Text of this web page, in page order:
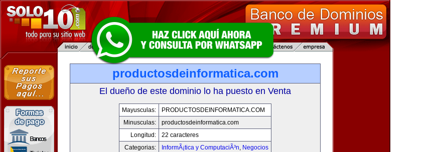
productosdeinformatica.com
El dueño de este dominio lo ha puesto en Venta
Mayusculas:
PRODUCTOSDEINFORMATICA.COM
Minusculas:
productosdeinformatica.com
Longitud:
22 caracteres
Categorias:
InformÃ¡tica y ComputaciÃ³n, Negocios